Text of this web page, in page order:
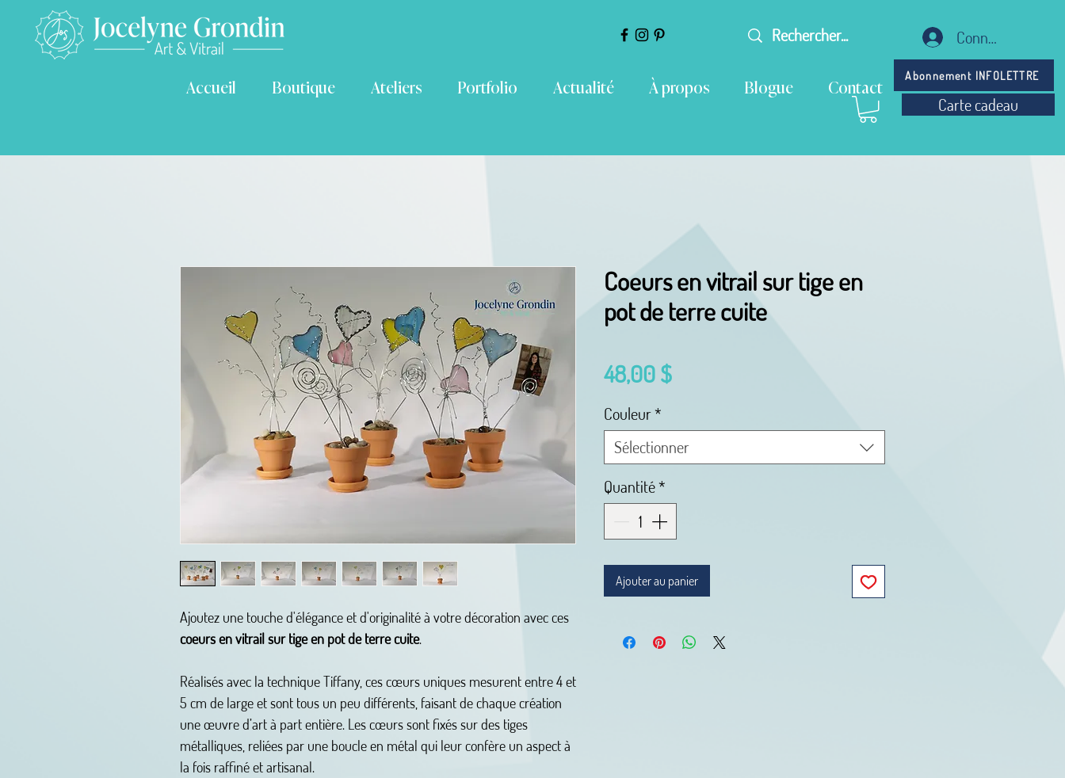
Connexion
Abonnement INFOLETTRE
Carte cadeau
Accueil Boutique Ateliers Portfolio Actualité À propos Blogue Contact
Ajoutez une touche d'élégance et d'originalité à votre décoration avec ces
coeurs en vitrail sur tige en pot de terre cuite.
Réalisés avec la technique Tiffany, ces cœurs uniques mesurent entre 4 et
5 cm de large et sont tous un peu différents, faisant de chaque création
une œuvre d’art à part entière. Les cœurs sont fixés sur des tiges
métalliques, reliées par une boucle en métal qui leur confère un aspect à
la fois raffiné et artisanal.
Coeurs en vitrail sur tige en
pot de terre cuite
48,00 $Prix
Couleur*
Sélectionner
Quantité*
Ajouter au panier